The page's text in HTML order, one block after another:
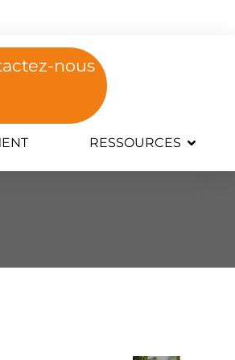
nous
RESSOURCES